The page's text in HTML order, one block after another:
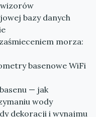
bazy danych
morza:
basenowe WiFi
— jak
wody
dekoracji i wynajmu